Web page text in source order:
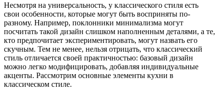
Несмотря на универсальность, у классического стиля есть
свои особенности, которые могут быть восприняты по-
разному. Например, поклонники минимализма могут
посчитать такой дизайн слишком наполненным деталями, а те,
кто предпочитает экспериментировать, могут назвать его
скучным. Тем не менее, нельзя отрицать, что классический
стиль отличается своей практичностью: базовый дизайн
можно легко модифицировать, добавляя индивидуальные
акценты. Рассмотрим основные элементы кухни в
классическом стиле.